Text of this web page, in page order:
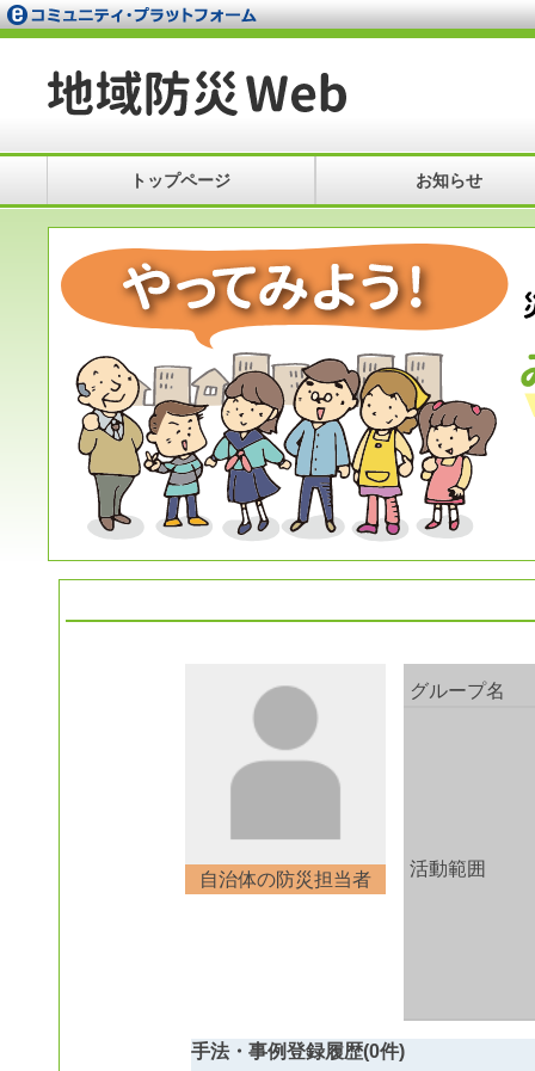
トップページ お知らせ
自治体の防災担当者
グループ名
活動範囲
手法・事例登録履歴(0件)